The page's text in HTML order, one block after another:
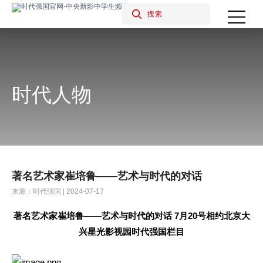
时代人物
著名艺术家崔培鲁——艺术与时代的对话
来源：时代强国 | 2024-07-17
著名艺术家崔培鲁——艺术与时代的对话 7月20号相约北京大
兴星光影视园时代强国栏目